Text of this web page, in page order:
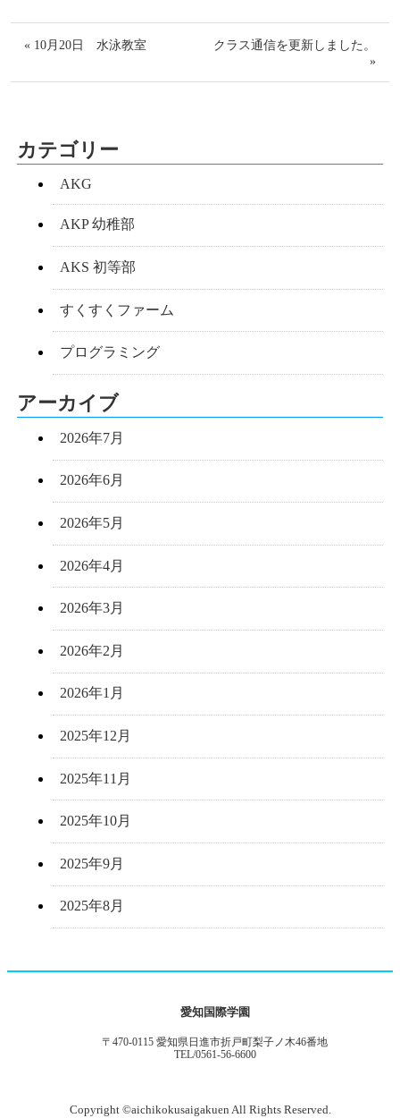
« 10月20日 水泳教室
クラス通信を更新しました。
»
カテゴリー
AKG
AKP 幼稚部
AKS 初等部
すくすくファーム
プログラミング
アーカイブ
2026年7月
2026年6月
2026年5月
2026年4月
2026年3月
2026年2月
2026年1月
2025年12月
2025年11月
2025年10月
2025年9月
2025年8月
愛知国際学園
〒470-0115 愛知県日進市折戸町梨子ノ木46番地
TEL/0561-56-6600
Copyright ©aichikokusaigakuen All Rights Reserved.